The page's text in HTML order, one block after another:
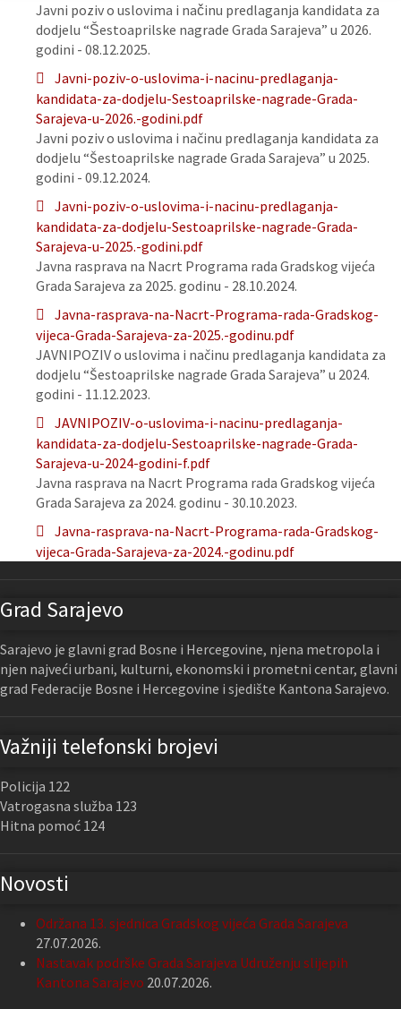
Javni poziv o uslovima i načinu predlaganja kandidata za
dodjelu “Šestoaprilske nagrade Grada Sarajeva” u 2026.
godini - 08.12.2025.
Javni-poziv-o-uslovima-i-nacinu-predlaganja-
kandidata-za-dodjelu-Sestoaprilske-nagrade-Grada-
Sarajeva-u-2026.-godini.pdf
Javni poziv o uslovima i načinu predlaganja kandidata za
dodjelu “Šestoaprilske nagrade Grada Sarajeva” u 2025.
godini - 09.12.2024.
Javni-poziv-o-uslovima-i-nacinu-predlaganja-
kandidata-za-dodjelu-Sestoaprilske-nagrade-Grada-
Sarajeva-u-2025.-godini.pdf
Javna rasprava na Nacrt Programa rada Gradskog vijeća
Grada Sarajeva za 2025. godinu - 28.10.2024.
Javna-rasprava-na-Nacrt-Programa-rada-Gradskog-
vijeca-Grada-Sarajeva-za-2025.-godinu.pdf
JAVNIPOZIV o uslovima i načinu predlaganja kandidata za
dodjelu “Šestoaprilske nagrade Grada Sarajeva” u 2024.
godini - 11.12.2023.
JAVNIPOZIV-o-uslovima-i-nacinu-predlaganja-
kandidata-za-dodjelu-Sestoaprilske-nagrade-Grada-
Sarajeva-u-2024-godini-f.pdf
Javna rasprava na Nacrt Programa rada Gradskog vijeća
Grada Sarajeva za 2024. godinu - 30.10.2023.
Javna-rasprava-na-Nacrt-Programa-rada-Gradskog-
vijeca-Grada-Sarajeva-za-2024.-godinu.pdf
Grad Sarajevo
Sarajevo je glavni grad Bosne i Hercegovine, njena metropola i
njen najveći urbani, kulturni, ekonomski i prometni centar, glavni
grad Federacije Bosne i Hercegovine i sjedište Kantona Sarajevo.
Važniji telefonski brojevi
Policija 122
Vatrogasna služba 123
Hitna pomoć 124
Novosti
Održana 13. sjednica Gradskog vijeća Grada Sarajeva
27.07.2026.
Nastavak podrške Grada Sarajeva Udruženju slijepih
Kantona Sarajevo 20.07.2026.